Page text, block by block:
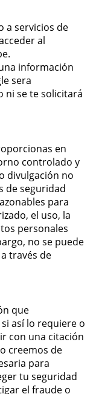
a servicios de
al
información
sera
ni se te solicitará
en
controlado y
divulgación no
de seguridad
para
el uso, la
personales
no se puede
través de
que
así lo requiere o
con una citación
creemos de
para
tu seguridad
el fraude o